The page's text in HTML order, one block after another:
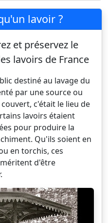
lavoir ?
et préservez le
lavoirs de France
destiné au lavage du
par une source ou
c'était le lieu de
lavoirs étaient
pour produire la
Qu'ils soient en
en torchis, ces
d'être